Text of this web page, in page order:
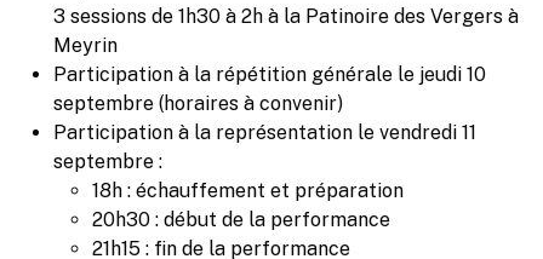
3 sessions de 1h30 à 2h à la Patinoire des Vergers à
Meyrin
Participation à la répétition générale le jeudi 10
septembre (horaires à convenir)
Participation à la représentation le vendredi 11
septembre :
18h : échauffement et préparation
20h30 : début de la performance
21h15 : fin de la performance